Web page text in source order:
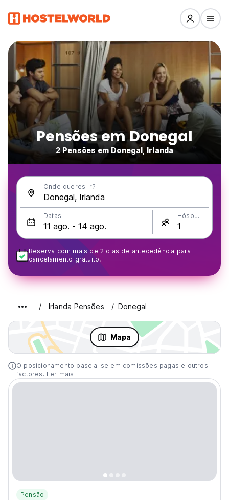
Pensões em Donegal
2 Pensões em Donegal, Irlanda
Onde queres ir?
Datas Hóspedes
Reserva com mais de 2 dias de antecedência para
cancelamento gratuito.
Irlanda Pensões Donegal
Mapa
O posicionamento baseia-se em comissões pagas e outros
factores. Ler mais
Pensão